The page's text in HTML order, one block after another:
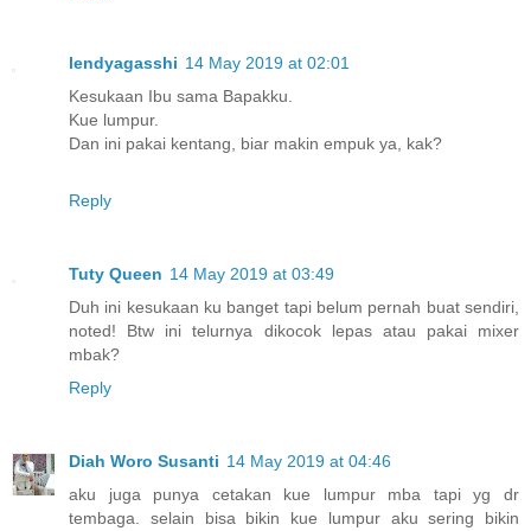
lendyagasshi 14 May 2019 at 02:01
Kesukaan Ibu sama Bapakku.
Kue lumpur.
Dan ini pakai kentang, biar makin empuk ya, kak?
Reply
Tuty Queen 14 May 2019 at 03:49
Duh ini kesukaan ku banget tapi belum pernah buat sendiri,
noted! Btw ini telurnya dikocok lepas atau pakai mixer
mbak?
Reply
Diah Woro Susanti 14 May 2019 at 04:46
aku juga punya cetakan kue lumpur mba tapi yg dr
tembaga. selain bisa bikin kue lumpur aku sering bikin